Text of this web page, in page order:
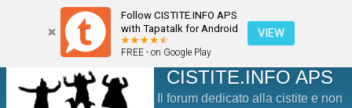
Follow CISTITE.INFO APS
with Tapatalk for Android
FREE - on Google Play
VIEW
CISTITE.INFO APS
Il forum dedicato alla cistite e non